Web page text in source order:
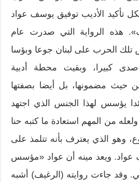
بكل تأكيد الأديب توفيق يوسف عواد
هذه الرواية التي صدرت عام
تلك الحرب على لبنان جوعا وبؤسا
كبيرا، وبقيت محطة أدبية
مضمونها، بل أيضا بصفتها
يؤسس لهذا الجنس الذي اجتهد
ولعله من المهم استعادة ما كتبه حنا
وهو الذي يعترف بأنه تتلمذ على
عواد. ويعد مينه أن عواد «مؤسس
وقد جاءت روايته (الرغيف) أشبه